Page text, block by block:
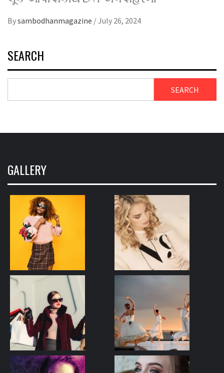
Bysambodhanmagazine /July 26, 2024
SEARCH
SEARCH
GALLERY